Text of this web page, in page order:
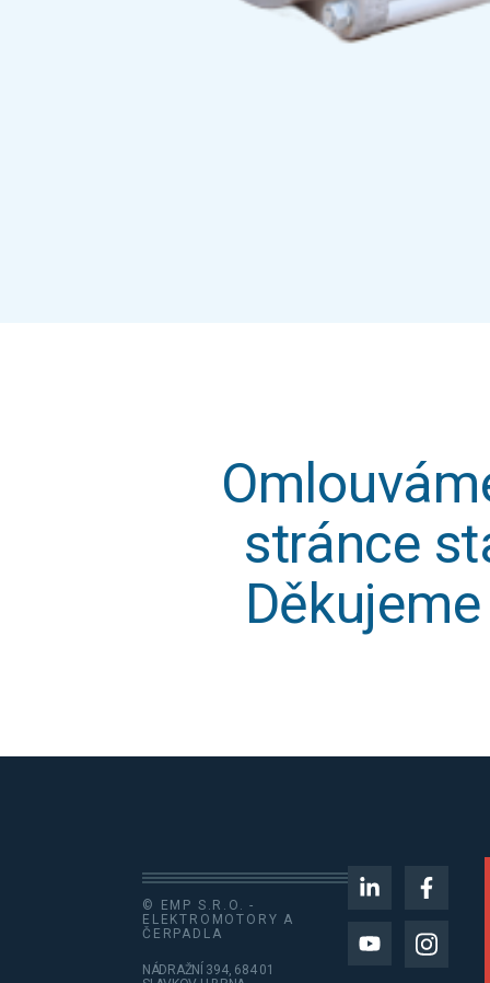
stránce
© EMP S.R.O. -
ELEKTROMOTORY A
ČERPADLA
NÁDRAŽNÍ 394, 684 01